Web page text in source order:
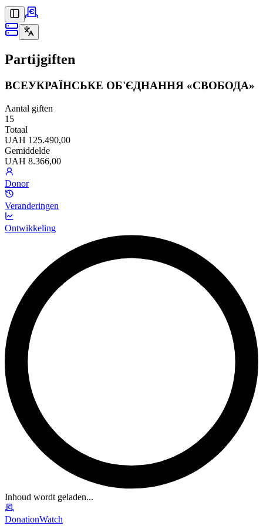
Partijgiften
ВСЕУКРАЇНСЬКЕ ОБ'ЄДНАННЯ «СВОБОДА»
Aantal giften
15
Totaal
UAH 125.490,00
Gemiddelde
UAH 8.366,00
Donor
Veranderingen
Ontwikkeling
Inhoud wordt geladen...
DonationWatch